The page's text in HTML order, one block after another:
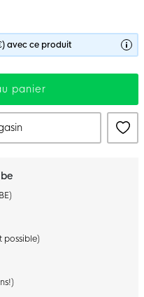
avec ce produit
panier
possible)